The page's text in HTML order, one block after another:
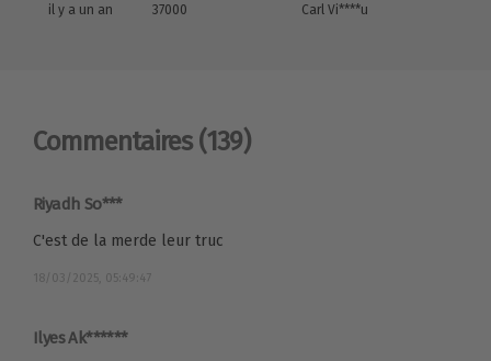
il y a un an 37000 Carl Vi****u
Commentaires (139)
Riyadh So***
C'est de la merde leur truc
18/03/2025, 05:49:47
Ilyes Ak******